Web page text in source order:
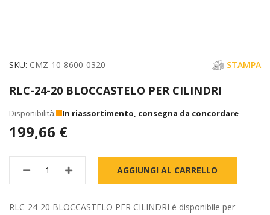
Vai
della
immagini
SKU CMZ-10-8600-0320 STAMPA
RLC-24-20 BLOCCASTELO PER CILINDRI
In riassortimento, consegna da concordare
199,66 €
AGGIUNGI AL CARRELLO
RLC-24-20 BLOCCASTELO PER CILINDRI è disponibile per